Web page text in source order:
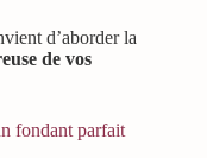
d’aborder la
de vos
fondant parfait